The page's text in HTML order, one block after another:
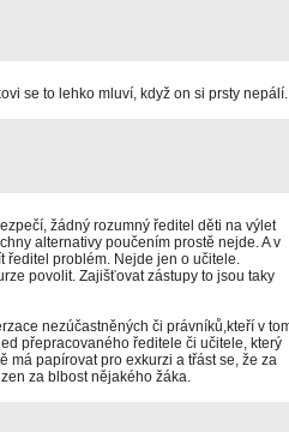
se to lehko mluví, když on si prsty nepálí.
žádný rozumný ředitel děti na výlet
alternativy poučením prostě nejde. A v
ředitel problém. Nejde jen o učitele.
povolit. Zajišťovat zástupy to jsou taky
nezúčastněných či právníků,kteří v
přepracovaného ředitele či učitele, který
má papírovat pro exkurzi a třást se, že za
za blbost nějakého žáka.